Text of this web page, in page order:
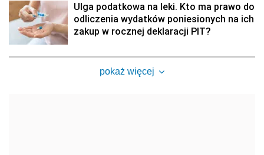
Ulga podatkowa na leki. Kto ma prawo do
odliczenia wydatków poniesionych na ich
zakup w rocznej deklaracji PIT?
pokaż więcej